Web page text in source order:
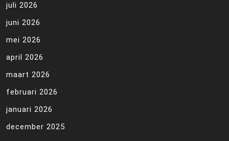
juli 2026
juni 2026
mei 2026
april 2026
maart 2026
februari 2026
januari 2026
december 2025